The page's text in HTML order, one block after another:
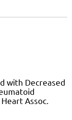
with Decreased
Assoc.